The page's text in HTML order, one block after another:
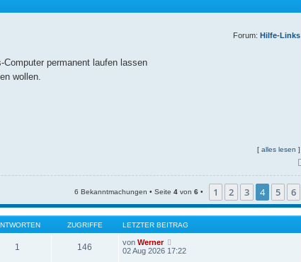
Forum: Hilfe-Links
permanent laufen lassen
wollen.
[ alles lesen ]
6 Bekanntmachungen • Seite 4 von 6 • 1 2 3 4 5 6
ZUGRIFFE LETZTER BEITRAG
1 146 von Werner
e
02 Aug 2026 17:22